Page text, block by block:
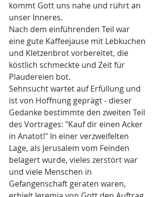
kommt Gott uns nahe und rührt an
unser Inneres.
Nach dem einführenden Teil war
eine gute Kaffeejause mit Lebkuchen
und Kletzenbrot vorbereitet, die
köstlich schmeckte und Zeit für
Plaudereien bot.
Sehnsucht wartet auf Erfüllung und
ist von Hoffnung geprägt - dieser
Gedanke bestimmte den zweiten Teil
des Vortrages: "Kauf dir einen Acker
in Anatot!" In einer verzweifelten
Lage, als Jerusalem vom Feinden
belagert wurde, vieles zerstört war
und viele Menschen in
Gefangenschaft geraten waren,